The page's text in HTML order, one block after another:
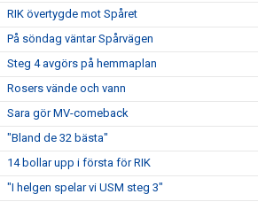
RIK övertygde mot Spåret
På söndag väntar Spårvägen
Steg 4 avgörs på hemmaplan
Rosers vände och vann
Sara gör MV-comeback
"Bland de 32 bästa"
14 bollar upp i första för RIK
"I helgen spelar vi USM steg 3"